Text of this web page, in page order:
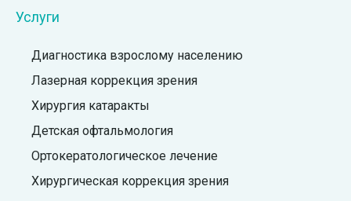
Услуги
Диагностика взрослому населению
Лазерная коррекция зрения
Хирургия катаракты
Детская офтальмология
Ортокератологическое лечение
Хирургическая коррекция зрения